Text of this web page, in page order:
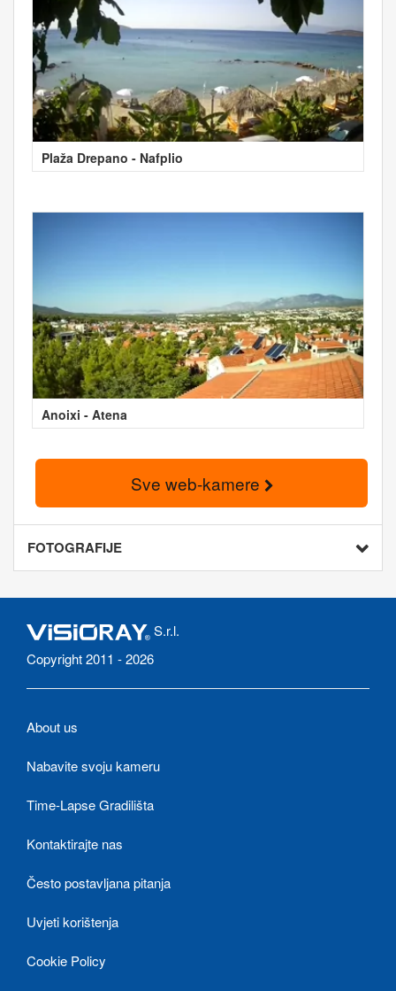
Plaža Drepano - Nafplio
Anoixi - Atena
Sve web-kamere
FOTOGRAFIJE
S.r.l.
Copyright 2011 - 2026
About us
Nabavite svoju kameru
Time-Lapse Gradilišta
Kontaktirajte nas
Često postavljana pitanja
Uvjeti korištenja
Cookie Policy